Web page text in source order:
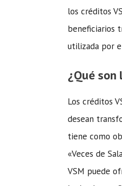
los créditos
beneficiarios
utilizada por
¿Qué son
Los créditos
desean
tiene como
«Veces de
VSM puede